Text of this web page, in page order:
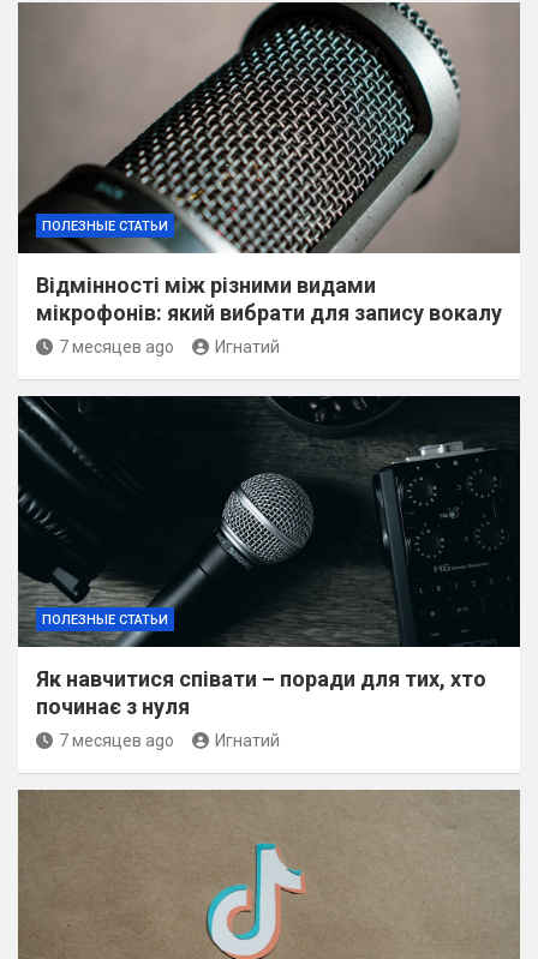
ПОЛЕЗНЫЕ СТАТЬИ
Відмінності між різними видами
мікрофонів: який вибрати для запису вокалу
7 месяцев ago Игнатий
ПОЛЕЗНЫЕ СТАТЬИ
Як навчитися співати – поради для тих, хто
починає з нуля
7 месяцев ago Игнатий